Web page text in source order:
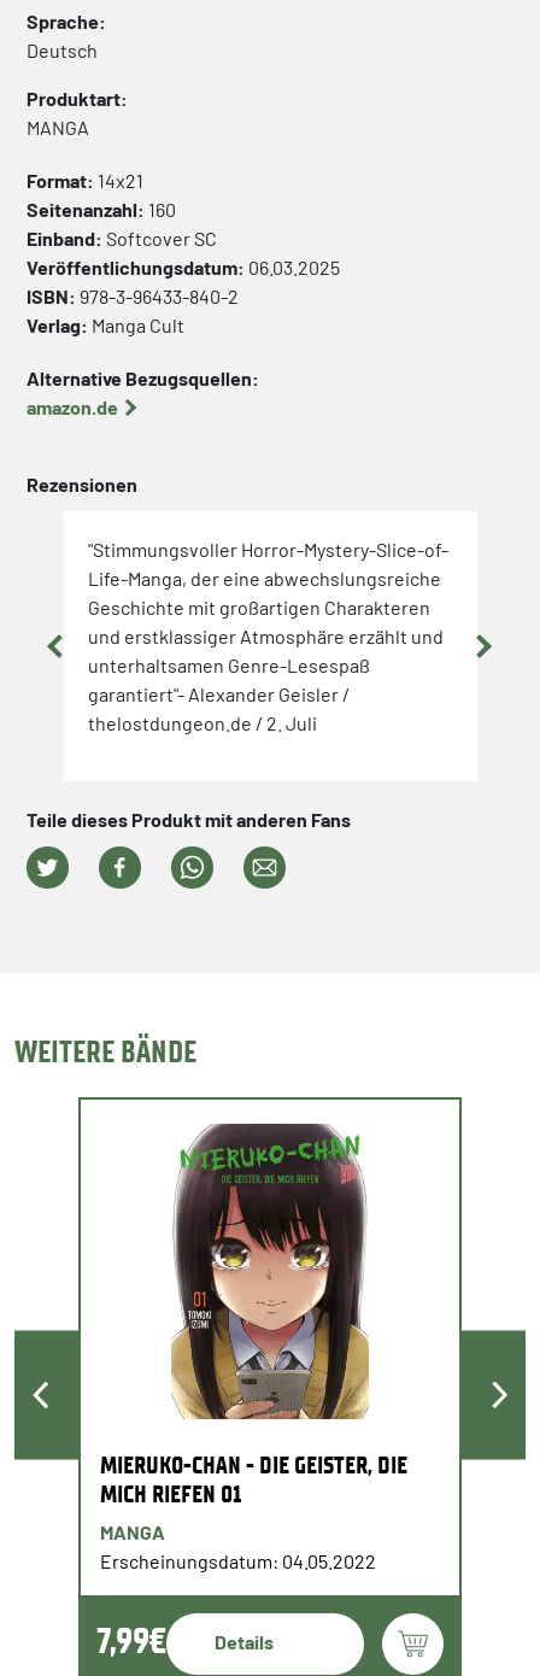
Sprache:
Deutsch
Produktart:
MANGA
Format: 14x21
Seitenanzahl: 160
Einband: SoftcoverSC
Veröffentlichungsdatum: 06.03.2025
ISBN: 978-3-96433-840-2
Verlag: Manga Cult
Alternative Bezugsquellen:
amazon.de
Rezensionen
"Stimmungsvoller Horror-Mystery-Slice-of-
Life-Manga, der eine abwechslungsreiche
Geschichte mit großartigen Charakteren
und erstklassiger Atmosphäre erzählt und
unterhaltsamen Genre-Lesespaß
garantiert"- Alexander Geisler /
thelostdungeon.de / 2. Juli
Teile dieses Produkt mit anderen Fans
WEITERE BÄNDE
MIERUKO-CHAN - DIE GEISTER, DIE
MICH RIEFEN 01
MANGA
Erscheinungsdatum: 04.05.2022
7,99€ Details